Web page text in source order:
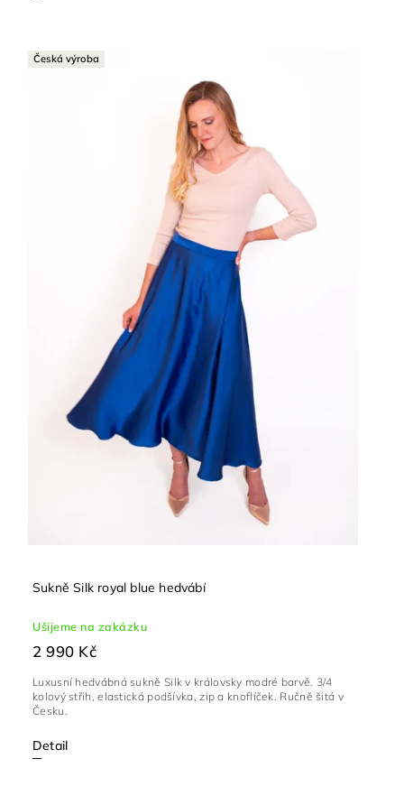
Česká výroba
Sukně Silk royal blue hedvábí
Ušijeme na zakázku
2 990 Kč
Detail
Luxusní hedvábná sukně Silk v královsky modré barvě. 3/4
kolový střih, elastická podšívka, zip a knoflíček. Ručně šitá v
Česku.